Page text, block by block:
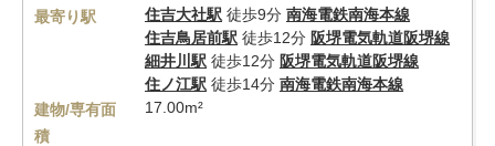
最寄り駅
住吉大社駅 徒歩9分 南海電鉄南海本線
住吉鳥居前駅 徒歩12分 阪堺電気軌道阪堺線
細井川駅 徒歩12分 阪堺電気軌道阪堺線
住ノ江駅 徒歩14分 南海電鉄南海本線
建物/専有面
積
17.00m²